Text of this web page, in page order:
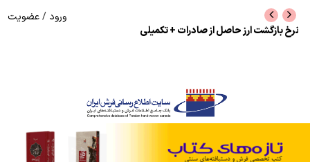
شوک به بازار هنر ملی؛ تعویق مبهم سی و سومین
ورود /عضویت